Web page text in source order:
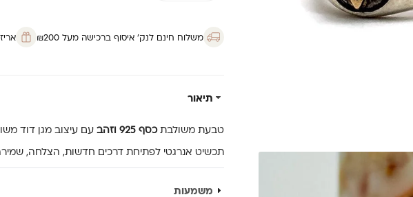
משלוח חינם לנק’ איסוף ברכישה מעל ₪200
תיאור
טבעת משולבתכסף 925 וזהב עם עיצוב מגן דוד
תכשיט אנרגטי לפתיחת דרכים חדשות, הצלחה,
משמעות